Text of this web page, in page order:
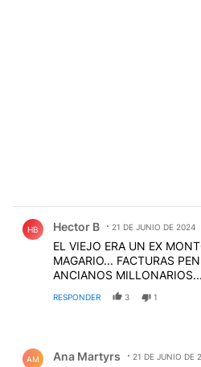
HB Hector B 21 DE JUNIO DE 2024
EL VIEJO ERA UN EX
MAGARIO... FACTURAS
ANCIANOS MILLONARIOS...
RESPONDER 3 1
AM Ana Martyrs 21 DE JUNIO DE